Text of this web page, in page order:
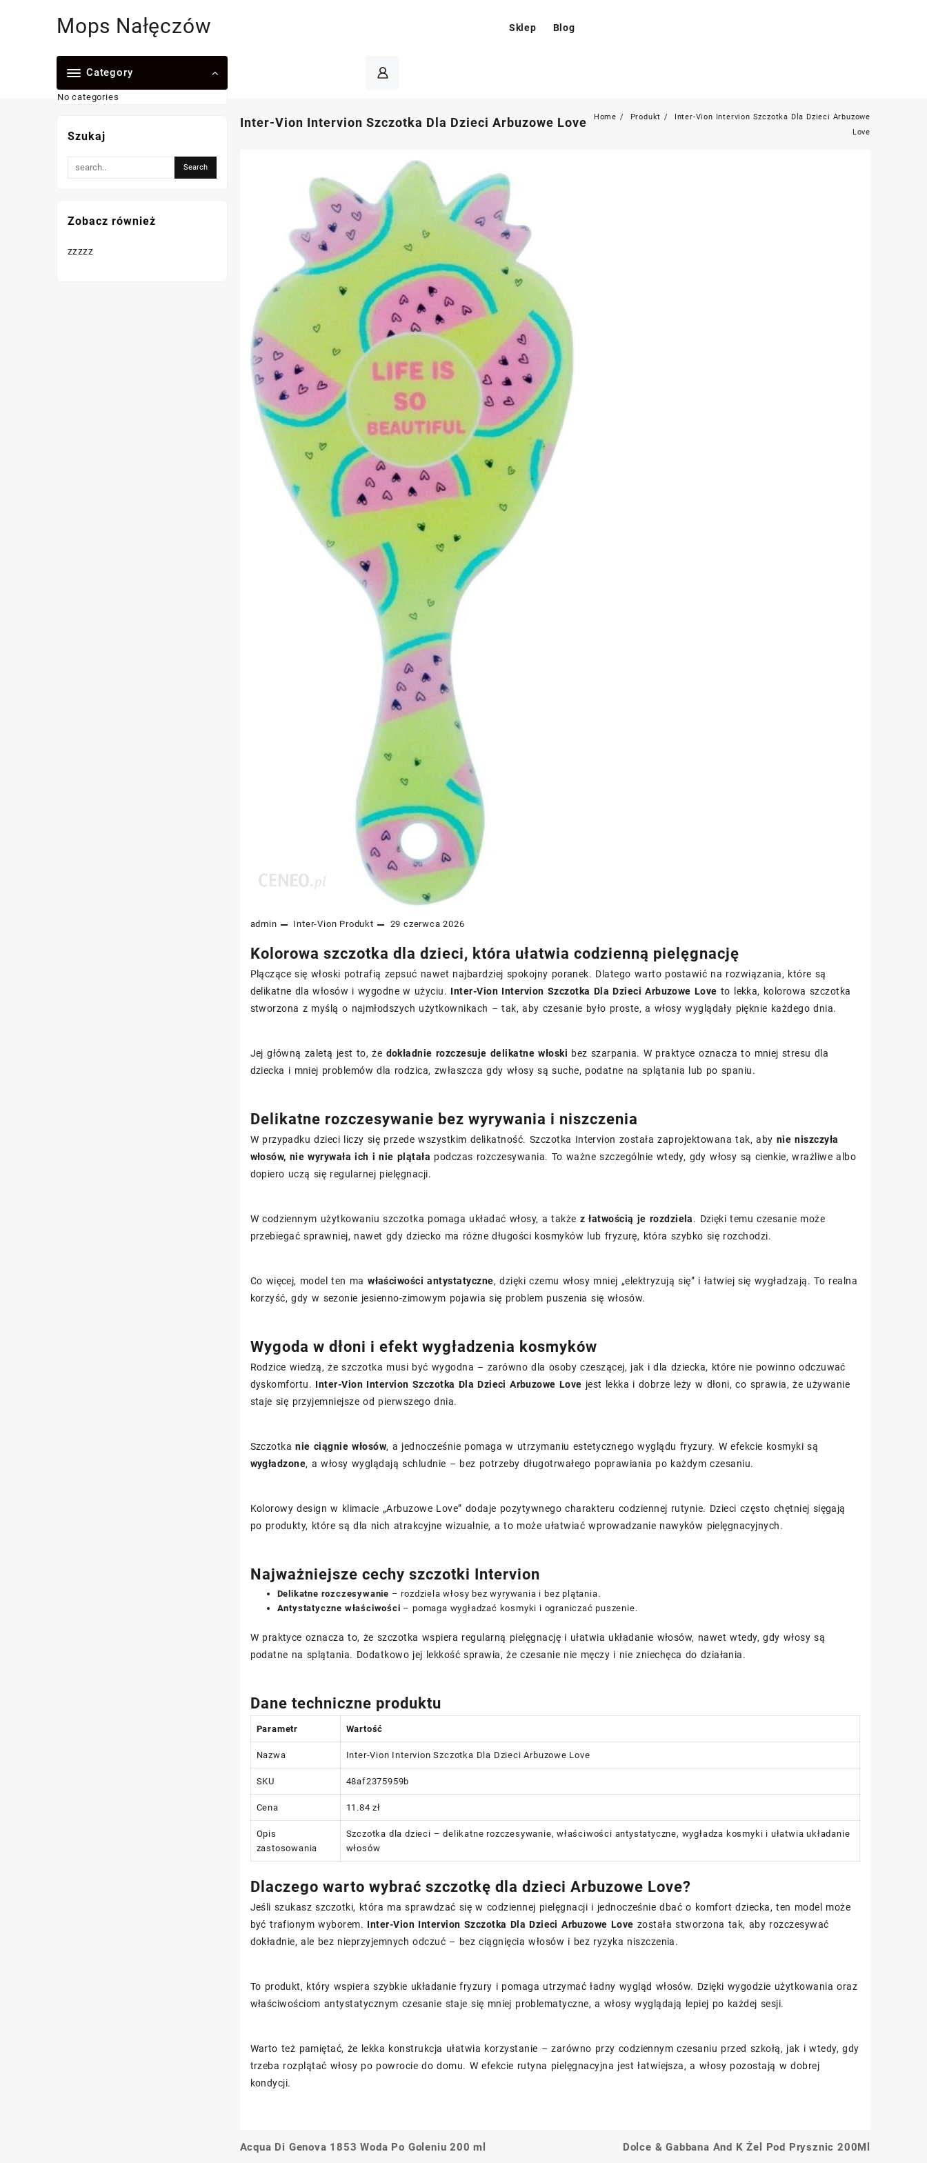
Mops Nałęczów Sklep Blog
Category
No categories
Inter-Vion Intervion Szczotka Dla Dzieci Arbuzowe Love Home Produkt
Inter-Vion Intervion Szczotka Dla Dzieci Arbuzowe
Love
admin Inter-Vion Produkt 29 czerwca 2026
Kolorowa szczotka dla dzieci, która ułatwia codzienną pielęgnację
Plączące się włoski potrafią zepsuć nawet najbardziej spokojny poranek. Dlatego warto postawić na rozwiązania, które są
delikatne dla włosów i wygodne w użyciu. Inter-Vion Intervion Szczotka Dla Dzieci Arbuzowe Love to lekka, kolorowa szczotka
stworzona z myślą o najmłodszych użytkownikach – tak, aby czesanie było proste, a włosy wyglądały pięknie każdego dnia.
Jej główną zaletą jest to, że dokładnie rozczesuje delikatne włoski bez szarpania. W praktyce oznacza to mniej stresu dla
dziecka i mniej problemów dla rodzica, zwłaszcza gdy włosy są suche, podatne na splątania lub po spaniu.
Delikatne rozczesywanie bez wyrywania i niszczenia
W przypadku dzieci liczy się przede wszystkim delikatność. Szczotka Intervion została zaprojektowana tak, aby nie niszczyła
włosów, nie wyrywała ich i nie plątała podczas rozczesywania. To ważne szczególnie wtedy, gdy włosy są cienkie, wrażliwe albo
dopiero uczą się regularnej pielęgnacji.
W codziennym użytkowaniu szczotka pomaga układać włosy, a także z łatwością je rozdziela. Dzięki temu czesanie może
przebiegać sprawniej, nawet gdy dziecko ma różne długości kosmyków lub fryzurę, która szybko się rozchodzi.
Co więcej, model ten mawłaściwości antystatyczne, dzięki czemu włosy mniej „elektryzują się” i łatwiej się wygładzają. To realna
korzyść, gdy w sezonie jesienno-zimowym pojawia się problem puszenia się włosów.
Wygoda w dłoni i efekt wygładzenia kosmyków
Rodzice wiedzą, że szczotka musi być wygodna – zarówno dla osoby czeszącej, jak i dla dziecka, które nie powinno odczuwać
dyskomfortu. Inter-Vion Intervion Szczotka Dla Dzieci Arbuzowe Love jest lekka i dobrze leży w dłoni, co sprawia, że używanie
staje się przyjemniejsze od pierwszego dnia.
Szczotkanie ciągnie włosów, a jednocześnie pomaga w utrzymaniu estetycznego wyglądu fryzury. W efekcie kosmyki są
wygładzone, a włosy wyglądają schludnie – bez potrzeby długotrwałego poprawiania po każdym czesaniu.
Kolorowy design w klimacie „Arbuzowe Love” dodaje pozytywnego charakteru codziennej rutynie. Dzieci często chętniej sięgają
po produkty, które są dla nich atrakcyjne wizualnie, a to może ułatwiać wprowadzanie nawyków pielęgnacyjnych.
Najważniejsze cechy szczotki Intervion
Delikatne rozczesywanie – rozdziela włosy bez wyrywania i bez plątania.
Antystatyczne właściwości – pomaga wygładzać kosmyki i ograniczać puszenie.
W praktyce oznacza to, że szczotka wspiera regularną pielęgnację i ułatwia układanie włosów, nawet wtedy, gdy włosy są
podatne na splątania. Dodatkowo jej lekkość sprawia, że czesanie nie męczy i nie zniechęca do działania.
Dane techniczne produktu
Parametr Wartość
Nazwa Inter-Vion Intervion Szczotka Dla Dzieci Arbuzowe Love
SKU 48af2375959b
Cena 11.84 zł
Opis
zastosowania
Szczotka dla dzieci – delikatne rozczesywanie, właściwości antystatyczne, wygładza kosmyki i ułatwia układanie
włosów
Dlaczego warto wybrać szczotkę dla dzieci Arbuzowe Love?
Jeśli szukasz szczotki, która ma sprawdzać się w codziennej pielęgnacji i jednocześnie dbać o komfort dziecka, ten model może
być trafionym wyborem. Inter-Vion Intervion Szczotka Dla Dzieci Arbuzowe Love została stworzona tak, aby rozczesywać
dokładnie, ale bez nieprzyjemnych odczuć – bez ciągnięcia włosów i bez ryzyka niszczenia.
To produkt, który wspiera szybkie układanie fryzury i pomaga utrzymać ładny wygląd włosów. Dzięki wygodzie użytkowania oraz
właściwościom antystatycznym czesanie staje się mniej problematyczne, a włosy wyglądają lepiej po każdej sesji.
Warto też pamiętać, że lekka konstrukcja ułatwia korzystanie – zarówno przy codziennym czesaniu przed szkołą, jak i wtedy, gdy
trzeba rozplątać włosy po powrocie do domu. W efekcie rutyna pielęgnacyjna jest łatwiejsza, a włosy pozostają w dobrej
kondycji.
Nawigacja
Acqua Di Genova 1853 Woda Po Goleniu 200 ml Dolce & Gabbana And K Żel Pod Prysznic 200Ml
Szukaj
Zobacz również
zzzzz